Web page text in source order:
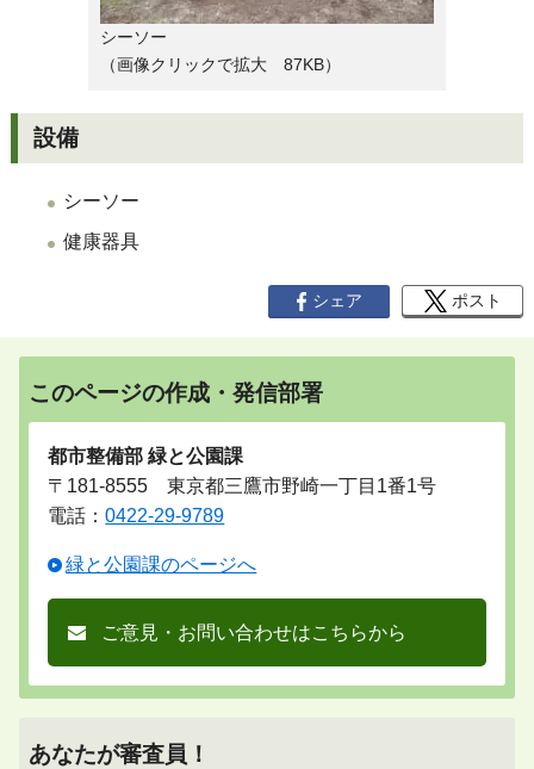
シーソー
（画像クリックで拡大 87KB）
設備
シーソー
健康器具
シェア ポスト
このページの作成・発信部署
都市整備部 緑と公園課
〒181-8555 東京都三鷹市野崎一丁目1番1号
電話：0422-29-9789
緑と公園課のページへ
ご意見・お問い合わせはこちらから
あなたが審査員！